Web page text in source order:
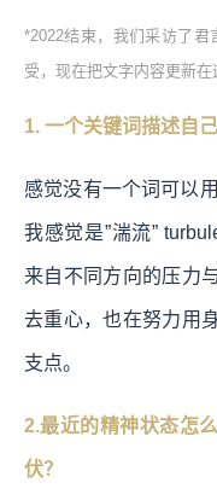
*2022结束，我们采访了
受，现在把文字内容更新在
1. 一个关键词描述自
感觉没有一个词可以
我感觉是”湍流”
来自不同方向的压力
去重心，也在努力用
支点。
2.最近的精神状态怎
伏？